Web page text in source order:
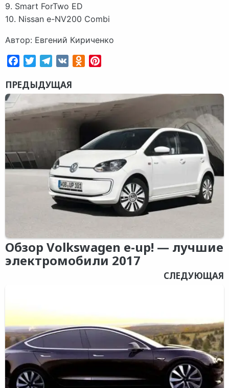
9. Smart ForTwo ED
10. Nissan e-NV200 Combi
Автор: Евгений Кириченко
FacebookTwitterTelegram
VK Odnoklassniki
ПРЕДЫДУЩАЯ
Обзор Volkswagen e-up! — лучшие
электромобили 2017
СЛЕДУЮЩАЯ